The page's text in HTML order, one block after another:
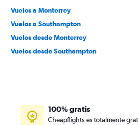
Vuelos a Monterrey
Vuelos a Southampton
Vuelos desde Monterrey
Vuelos desde Southampton
100% gratis
Cheapflights es totalmente